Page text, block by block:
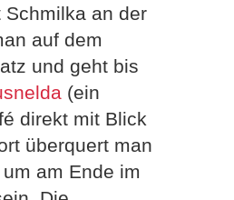
Schmilka an der
auf dem
und geht bis
(ein
direkt mit Blick
überquert man
am Ende im